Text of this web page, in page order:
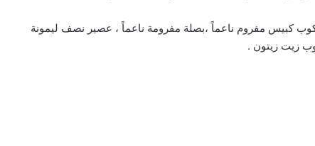
كبيس مفروم ناعماً ،بصلة مفرومة ناعماً ، عصير نصف ليمونة
زيت زيتون .